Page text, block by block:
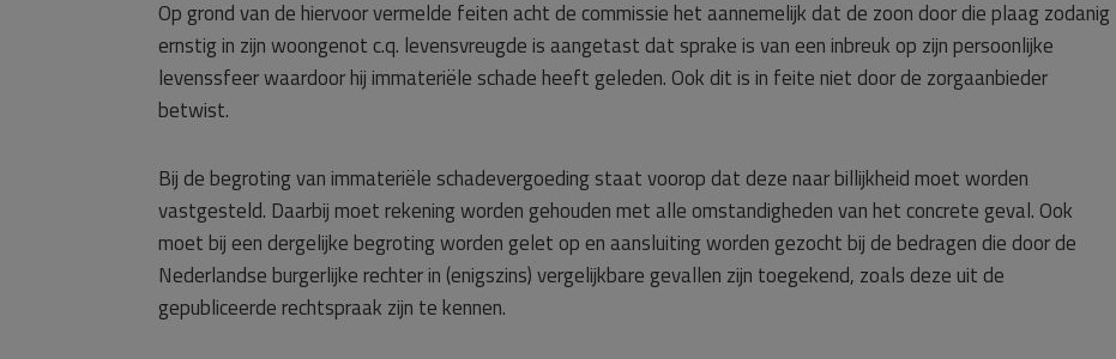
Op grond van de hiervoor vermelde feiten acht de commissie het aannemelijk dat de zoon door die plaag zodanig
ernstig in zijn woongenot c.q. levensvreugde is aangetast dat sprake is van een inbreuk op zijn persoonlijke
levenssfeer waardoor hij immateriële schade heeft geleden. Ook dit is in feite niet door de zorgaanbieder
betwist.
Bij de begroting van immateriële schadevergoeding staat voorop dat deze naar billijkheid moet worden
vastgesteld. Daarbij moet rekening worden gehouden met alle omstandigheden van het concrete geval. Ook
moet bij een dergelijke begroting worden gelet op en aansluiting worden gezocht bij de bedragen die door de
Nederlandse burgerlijke rechter in (enigszins) vergelijkbare gevallen zijn toegekend, zoals deze uit de
gepubliceerde rechtspraak zijn te kennen.